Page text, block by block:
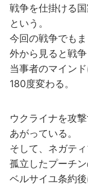
戦争を仕掛ける
という。
今回の戦争でもま
外から見ると戦争
当事者のマイン
180度変わる。
ウクライナを攻
あがっている。
そして、ネガテ
孤立したプーチン
ベルサイユ条約